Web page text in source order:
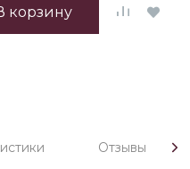
корзину
Отзывы